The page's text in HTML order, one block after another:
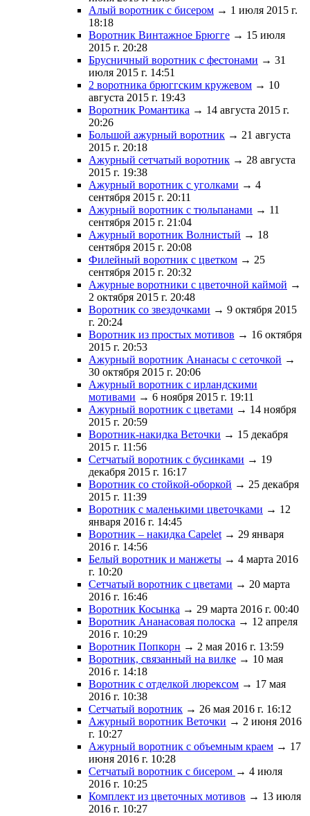
Алый воротник с бисером → 1 июля 2015 г.
18:18
Воротник Винтажное Брюгге → 15 июля
2015 г. 20:28
Брусничный воротник с фестонами → 31
июля 2015 г. 14:51
2 воротника брюггским кружевом → 10
августа 2015 г. 19:43
Воротник Романтика → 14 августа 2015 г.
20:26
Большой ажурный воротник → 21 августа
2015 г. 20:18
Ажурный сетчатый воротник → 28 августа
2015 г. 19:38
Ажурный воротник с уголками → 4
сентября 2015 г. 20:11
Ажурный воротник с тюльпанами → 11
сентября 2015 г. 21:04
Ажурный воротник Волнистый → 18
сентября 2015 г. 20:08
Филейный воротник с цветком → 25
сентября 2015 г. 20:32
Ажурные воротники с цветочной каймой →
2 октября 2015 г. 20:48
Воротник со звездочками → 9 октября 2015
г. 20:24
Воротник из простых мотивов → 16 октября
2015 г. 20:53
Ажурный воротник Ананасы с сеточкой →
30 октября 2015 г. 20:06
Ажурный воротник с ирландскими
мотивами → 6 ноября 2015 г. 19:11
Ажурный воротник с цветами → 14 ноября
2015 г. 20:59
Воротник-накидка Веточки → 15 декабря
2015 г. 11:56
Сетчатый воротник с бусинками → 19
декабря 2015 г. 16:17
Воротник со стойкой-оборкой → 25 декабря
2015 г. 11:39
Воротник с маленькими цветочками → 12
января 2016 г. 14:45
Воротник – накидка Capelet → 29 января
2016 г. 14:56
Белый воротник и манжеты → 4 марта 2016
г. 10:20
Сетчатый воротник с цветами → 20 марта
2016 г. 16:46
Воротник Косынка → 29 марта 2016 г. 00:40
Воротник Ананасовая полоска → 12 апреля
2016 г. 10:29
Воротник Попкорн → 2 мая 2016 г. 13:59
Воротник, связанный на вилке → 10 мая
2016 г. 14:18
Воротник с отделкой люрексом → 17 мая
2016 г. 10:38
Сетчатый воротник → 26 мая 2016 г. 16:12
Ажурный воротник Веточки → 2 июня 2016
г. 10:27
Ажурный воротник с объемным краем → 17
июня 2016 г. 10:28
Сетчатый воротник с бисером → 4 июля
2016 г. 10:25
Комплект из цветочных мотивов → 13 июля
2016 г. 10:27